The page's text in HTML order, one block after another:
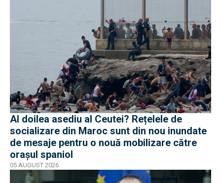
Al doilea asediu al Ceutei? Rețelele de
socializare din Maroc sunt din nou inundate
de mesaje pentru o nouă mobilizare către
orașul spaniol
05 AUGUST 2026